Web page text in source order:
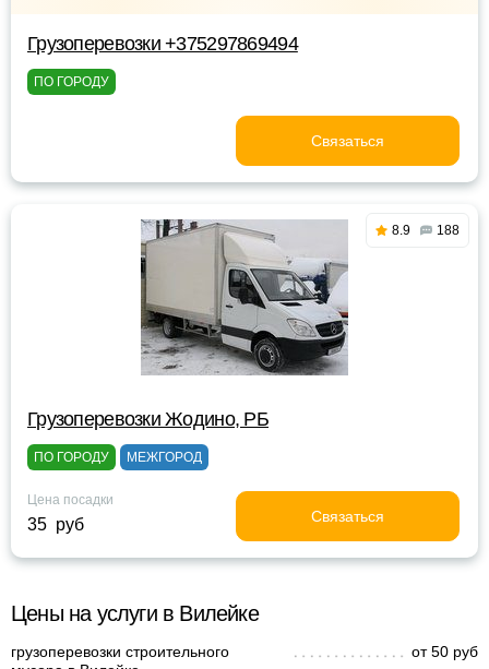
Грузоперевозки +375297869494
ПО ГОРОДУ
Связаться
8.9 188
Грузоперевозки Жодино, РБ
ПО ГОРОДУ МЕЖГОРОД
Цена посадки
35 руб Связаться
Цены на услуги в Вилейке
грузоперевозки строительного
от 50 руб